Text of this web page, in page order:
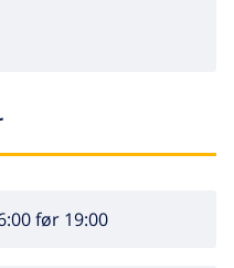
til ferien i Calpe,
før 19:00